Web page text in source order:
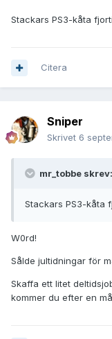
Stackars PS3-kåta
Citera
Sniper
Skrivet 6
mr_tobbe skrev:
Stackars PS3-kåta
W0rd!
Sålde jultidningar för
Skaffa ett litet
kommer du efter en